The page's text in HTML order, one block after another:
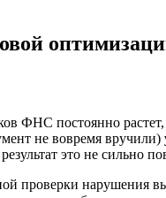
ФНС постоянно
не вовремя вручили)
это не сильно
проверки нарушения